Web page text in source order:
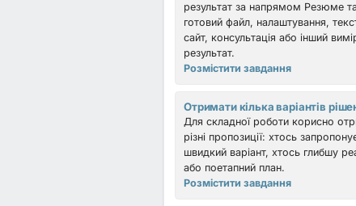
результат за напрямом Резюме та
готовий файл, налаштування,
сайт, консультація або інший
результат.
Розмістити завдання
Отримати кілька варіантів
Для складної роботи корисно
різні пропозиції: хтось
швидкий варіант, хтось глибшу
або поетапний план.
Розмістити завдання